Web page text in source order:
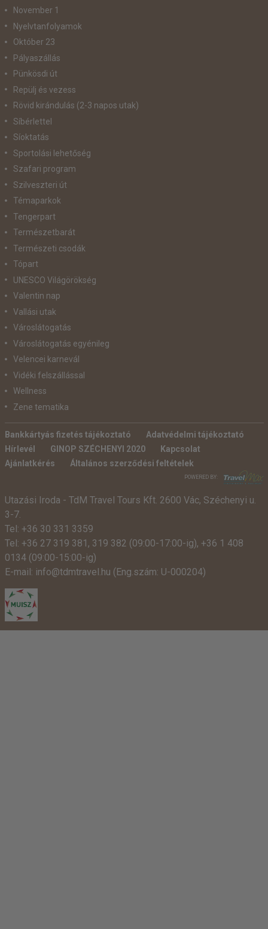
November 1
Nyelvtanfolyamok
Október 23
Pályaszállás
Pünkösdi út
Repülj és vezess
Rövid kirándulás (2-3 napos utak)
Síbérlettel
Síoktatás
Sportolási lehetőség
Szafari program
Szilveszteri út
Témaparkok
Tengerpart
Természetbarát
Természeti csodák
Tópart
UNESCO Világörökség
Valentin nap
Vallási utak
Városlátogatás
Városlátogatás egyénileg
Velencei karnevál
Vidéki felszállással
Wellness
Zene tematika
Bankkártyás fizetés tájékoztató
Adatvédelmi tájékoztató
Hírlevél
GINOP SZÉCHENYI 2020
Kapcsolat
Ajánlatkérés
Általános szerződési feltételek
POWERED BY:
Utazási Iroda - TdM Travel Tours Kft. 2600 Vác, Széchenyi u.
3-7.
Tel: +36 30 331 3359
Tel: +36 27 319 381 , 319 382 (09:00-17:00-ig), +36 1 408
0134 (09:00-15:00-ig)
E-mail: info@tdmtravel.hu (Eng.szám: U-000204)